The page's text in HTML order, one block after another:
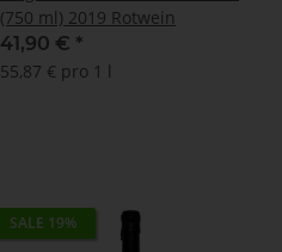
(750 ml) 2019 Rotwein
41,90 € *
55,87 € pro 1 l
SALE 19%